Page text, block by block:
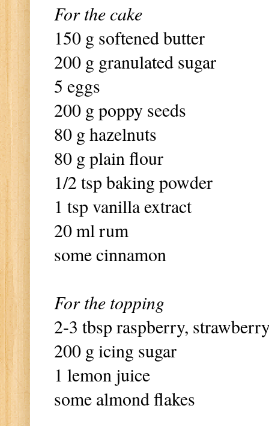
For the cake
150 g softened butter
200 g granulated sugar
5 eggs
200 g poppy seeds
80 g hazelnuts
80 g plain flour
1/2 tsp baking powder
1 tsp vanilla extract
20 ml rum
some cinnamon
For the topping
2-3 tbsp raspberry,
200 g icing sugar
1 lemon juice
some almond flakes